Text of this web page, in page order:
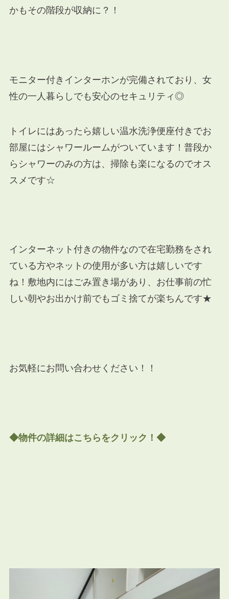
かもその階段が収納に？！
モニター付きインターホンが完備されており、女
性の一人暮らしでも安心のセキュリティ◎
トイレにはあったら嬉しい温水洗浄便座付きでお
部屋にはシャワールームがついています！普段か
らシャワーのみの方は、掃除も楽になるのでオス
スメです☆
インターネット付きの物件なので在宅勤務をされ
ている方やネットの使用が多い方は嬉しいです
ね！ 敷地内にはごみ置き場があり、お仕事前の忙
しい朝やお出かけ前でもゴミ捨てが楽ちんです★
お気軽にお問い合わせください！！
◆物件の詳細はこちらをクリック！◆